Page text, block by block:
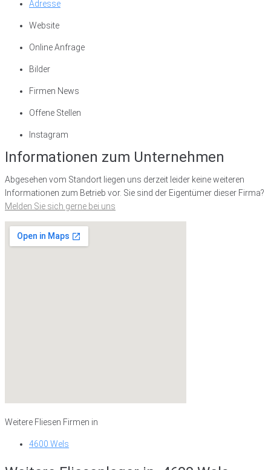
Adresse
Website
Online Anfrage
Bilder
Firmen News
Offene Stellen
Instagram
Informationen zum Unternehmen
Abgesehen vom Standort liegen uns derzeit leider keine weiteren
Informationen zum Betrieb vor. Sie sind der Eigentümer dieser Firma?
Melden Sie sich gerne bei uns
Weitere Fliesen Firmen in
4600 Wels